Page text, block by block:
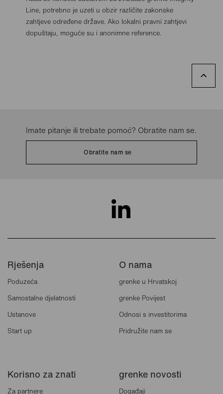
Line, potrebno je uzeti u obzir različite zakonske
zahtjeve određene države. Ako lokalni pravni zahtjevi
dopuštaju, moguće su i anonimne reference.
Imate pitanje ili trebate pomoć? Obratite nam se.
Obratite nam se
Rješenja
Poduzeća
Samostalne djelatnosti
Ustanove
Start up
O nama
grenke u Hrvatskoj
grenke Povijest
Odnosi s investitorima
Pridružite nam se
Korisno za znati
Za partnere
grenke novosti
Događaji